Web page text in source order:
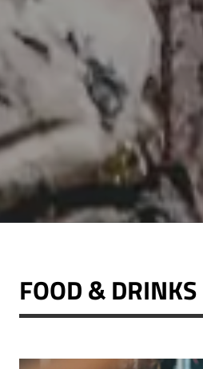
FOOD & DRINKS